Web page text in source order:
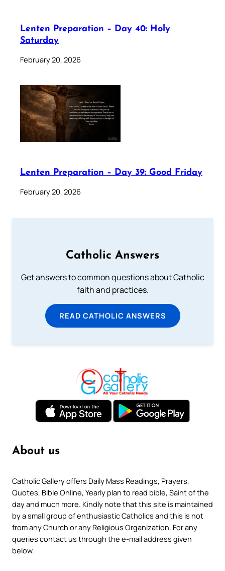
Lenten Preparation – Day 40: Holy
Saturday
February 20, 2026
Lenten Preparation – Day 39: Good Friday
February 20, 2026
Catholic Answers
Get answers to common questions about Catholic
faith and practices.
READ CATHOLIC ANSWERS
About us
Catholic Gallery offers Daily Mass Readings, Prayers,
Quotes, Bible Online, Yearly plan to read bible, Saint of the
day and much more. Kindly note that this site is maintained
by a small group of enthusiastic Catholics and this is not
from any Church or any Religious Organization. For any
queries contact us through the e-mail address given
below.